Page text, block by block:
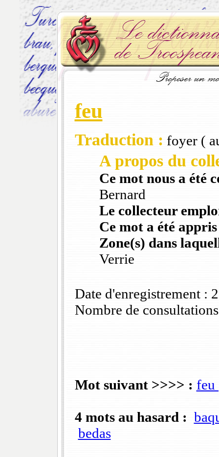
feu
Traduction : foyer (
A propos du
Ce mot nous a été
Bernard
Le collecteur
Ce mot a été
Zone(s) dans
Verrie
Date d'enregistrement :
Nombre de
Mot suivant >>>> : feu
4 mots au hasard :
bedas